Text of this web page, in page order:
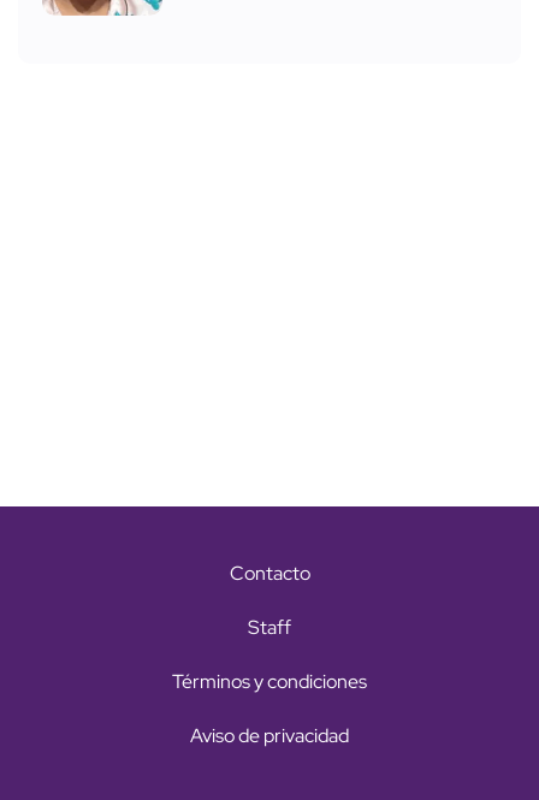
Contacto
Staff
Términos y condiciones
Aviso de privacidad